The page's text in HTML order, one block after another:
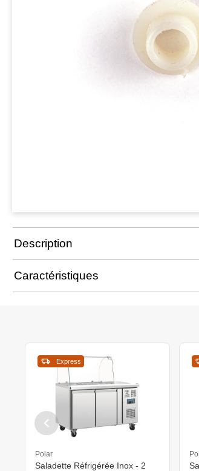
Description
Caractéristiques
Express
Polar
Saladette Réfrigérée Inox - 2